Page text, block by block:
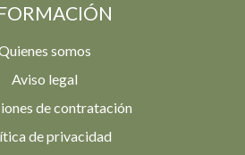
somos
Aviso legal
de contratación
de privacidad